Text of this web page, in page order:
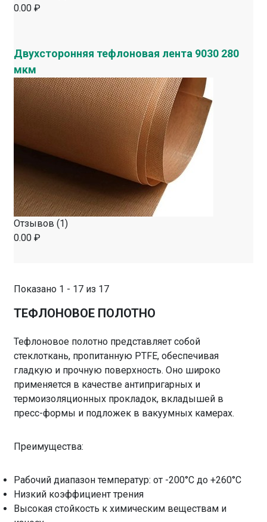
0.00 ₽
Двухсторонняя тефлоновая лента 9030 280
мкм
Отзывов (1)
0.00 ₽
Показано 1 - 17 из 17
ТЕФЛОНОВОЕ ПОЛОТНО
Тефлоновое полотно представляет собой
стеклоткань, пропитанную PTFE, обеспечивая
гладкую и прочную поверхность. Оно широко
применяется в качестве антипригарных и
термоизоляционных прокладок, вкладышей в
пресс-формы и подложек в вакуумных камерах.
Преимущества:
Рабочий диапазон температур: от -200°C до +260°C
Низкий коэффициент трения
Высокая стойкость к химическим веществам и